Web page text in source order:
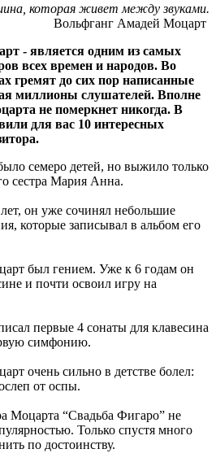
которая живет между звуками.
Вольфганг Амадей Моцарт
- является одним из самых
всех времен и народов. Во
гремят до сих пор написанные
миллионы слушателей. Вполне
не померкнет никогда. В
для вас 10 интересных
семеро детей, но выжило только
сестра Мария Анна.
он уже сочинял небольшие
которые записывал в альбом его
был гением. Уже к 6 годам он
и почти освоил игру на
первые 4 сонаты для клавесина
симфонию.
очень сильно в детстве болел:
от оспы.
Моцарта “Свадьба Фигаро” не
Только спустя много
по достоинству.